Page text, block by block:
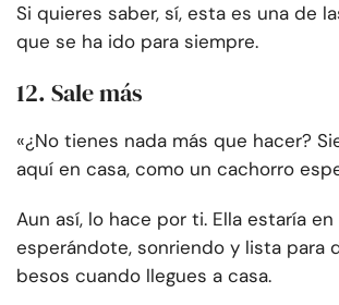
Si quieres saber, sí, esta es una de
que se ha ido para siempre.
12. Sale más
«¿No tienes nada más que hacer?
aquí en casa, como un cachorro
Aun así, lo hace por ti. Ella estaría en
esperándote, sonriendo y lista para
besos cuando llegues a casa.